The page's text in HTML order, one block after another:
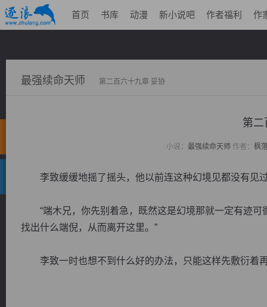
首页 书库 动漫 新小说吧 作者福利 作
最强续命天师 第二百六十九章 妥协
第二
小说： 最强续命天师 作者： 枫
李致缓缓地摇了摇头，他以前连这种幻境见都没有见
“端木兄，你先别着急，既然这是幻境那就一定有迹可
找出什么端倪，从而离开这里。”
李致一时也想不到什么好的办法，只能这样先敷衍着